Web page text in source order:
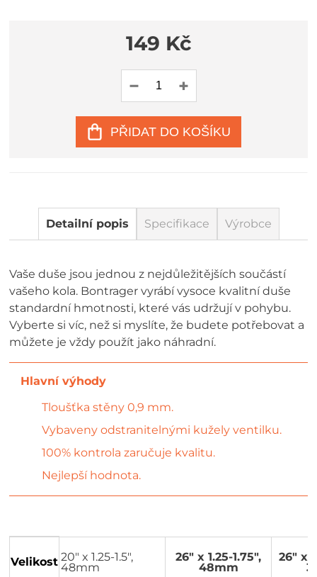
149 Kč
PŘIDAT DO KOŠÍKU
Detailní popis Specifikace Výrobce
Vaše duše jsou jednou z nejdůležitějších součástí
vašeho kola. Bontrager vyrábí vysoce kvalitní duše
standardní hmotnosti, které vás udržují v pohybu.
Vyberte si víc, než si myslíte, že budete potřebovat a
můžete je vždy použít jako náhradní.
Tloušťka stěny 0,9 mm.
Vybaveny odstranitelnými kužely ventilku.
100% kontrola zaručuje kvalitu.
Nejlepší hodnota.
Velikost 20" x 1.25-1.5",
48mm
26" x 1.25-1.75",
48mm
26" x